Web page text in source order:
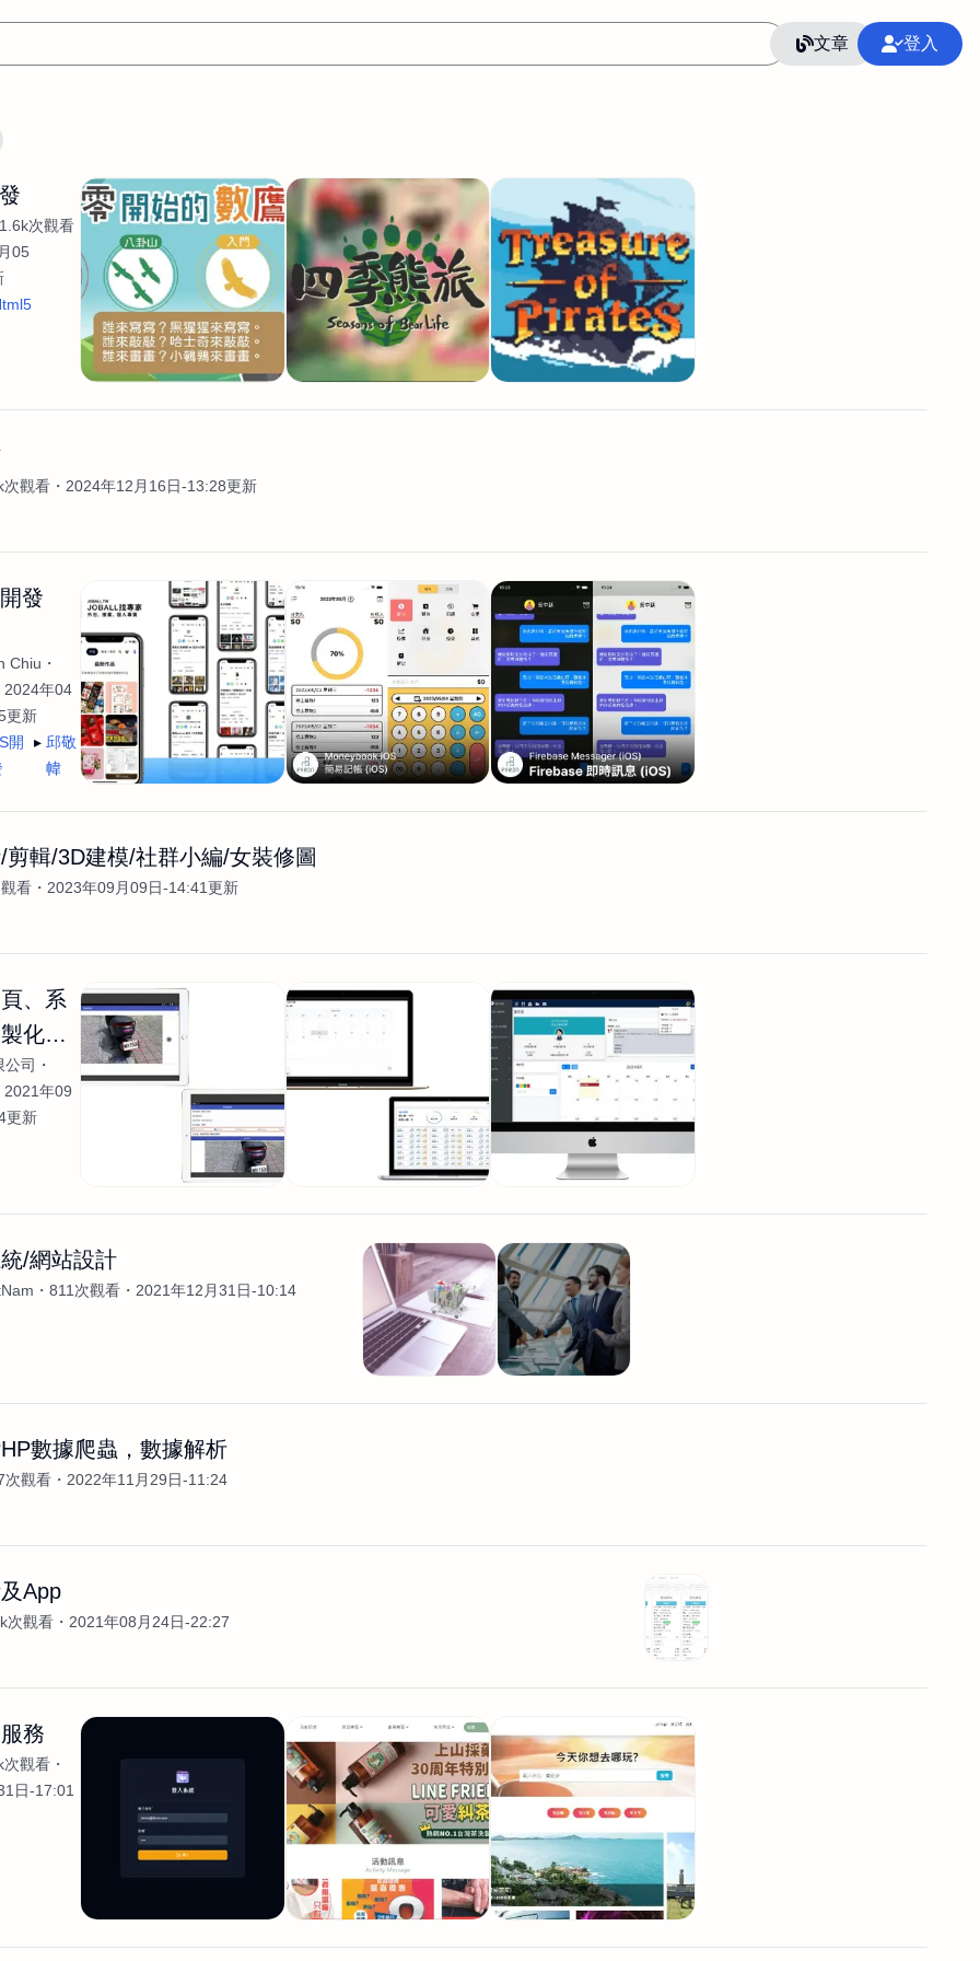
文章 登入
AI應用 AI 網頁設計 軟體開發 網站架設網頁製作 語言 整合行銷公關
平面設計師 AI影片製作 P圖改圖修圖 廣告操作 SEO CRM GoogleAnalytics
商業攝影 廣告行銷服務 室內設計 網站開發 接案 照片後製修圖
WordPress網站架設與網站維護救援
生產設計 網頁製作 SCI醫學論文寫作投稿 Flutter
影像設計 視覺設計 自我介紹 業務外包 設計建模渲染 Solidworks 插畫
電商自媒體平面設計 長篇文案短 影片製作 長篇文案 設計 動畫製作 服務項目
1.6k次觀看
05
次觀看 2024年12月16日-13:28更新
發
Chiu
2024年04
更新
開
邱敬
幃
剪輯/3D建模/社群小編/女裝修圖
看 2023年09月09日-14:41更新
、系
化開
司
2021年09
更新
/網站設計
811次觀看 2021年12月31日-10:14
數據爬蟲，數據解析
次觀看 2022年11月29日-11:24
App
次觀看 2021年08月24日-22:27
務
次觀看
日-17:01